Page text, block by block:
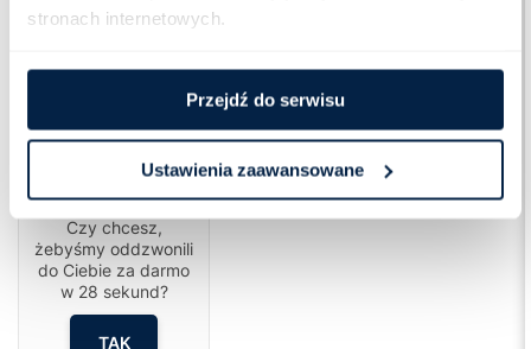
stronach internetowych.
Przejdź do serwisu
Ustawienia zaawansowane
Cześć!
Czy chcesz,
żebyśmy oddzwonili
do Ciebie za darmo
w 28 sekund?
TAK